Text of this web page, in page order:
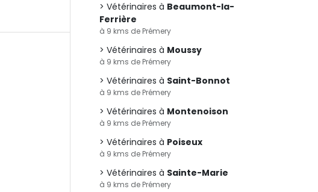
Vétérinaires à Beaumont-la-
Ferrière
à 9 kms de Prémery
Vétérinaires à Moussy
à 9 kms de Prémery
Vétérinaires à Saint-Bonnot
à 9 kms de Prémery
Vétérinaires à Montenoison
à 9 kms de Prémery
Vétérinaires à Poiseux
à 9 kms de Prémery
Vétérinaires à Sainte-Marie
à 9 kms de Prémery